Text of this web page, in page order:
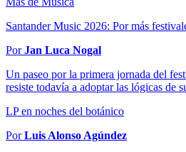
Santander Music 2026: Por más
PorJan Luca Nogal
Un paseo por la primera jornada del
resiste todavía a adoptar las lógicas de
LP en noches del botánico
PorLuis Alonso Agúndez